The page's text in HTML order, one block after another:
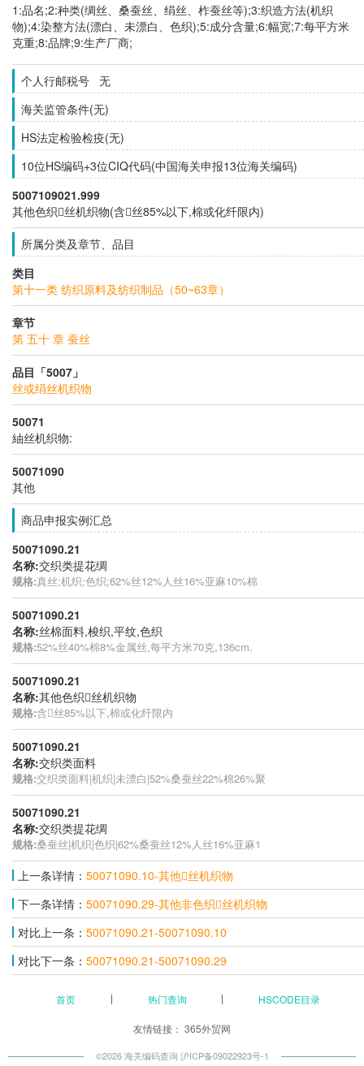
1:品名;2:种类(绸丝、桑蚕丝、绢丝、柞蚕丝等);3:织造方法(机织
物);4:染整方法(漂白、未漂白、色织);5:成分含量;6:幅宽;7:每平方米
克重;8:品牌;9:生产厂商;
个人行邮税号 无
海关监管条件(无)
HS法定检验检疫(无)
10位HS编码+3位CIQ代码(中国海关申报13位海关编码)
5007109021.999
其他色织丝机织物(含丝85%以下,棉或化纤限内)
所属分类及章节、品目
类目
第十一类 纺织原料及纺织制品（50~63章）
章节
第 五十 章 蚕丝
品目「5007」
丝或绢丝机织物
50071
紬丝机织物:
50071090
其他
商品申报实例汇总
50071090.21
名称:交织类提花绸
规格:真丝;机织;色织;62%丝12%人丝16%亚麻10%棉
50071090.21
名称:丝棉面料,梭织,平纹,色织
规格:52%丝40%棉8%金属丝,每平方米70克,136cm.
50071090.21
名称:其他色织丝机织物
规格:含丝85%以下,棉或化纤限内
50071090.21
名称:交织类面料
规格:交织类面料|机织|未漂白|52%桑蚕丝22%棉26%聚
50071090.21
名称:交织类提花绸
规格:桑蚕丝|机织|色织|62%桑蚕丝12%人丝16%亚麻1
上一条详情： 50071090.10-其他丝机织物
下一条详情： 50071090.29-其他非色织丝机织物
对比上一条： 50071090.21-50071090.10
对比下一条： 50071090.21-50071090.29
首页 热门查询 HSCODE目录
友情链接： 365外贸网
©2026 海关编码查询 沪ICP备09022923号-1